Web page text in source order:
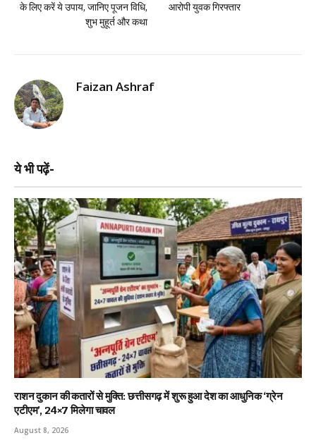
के लिए करें ये उपाय, जानिए पूजन विधि,
शुभ मुहूर्त और कथा
आरोपी युवक गिरफ्तार
Faizan Ashraf
ये भी पढ़ें-
राशन दुकान की कतारों से मुक्ति: छत्तीसगढ़ में शुरू हुआ देश का आधुनिक ‘ग्रेन
एटीएम’, 24×7 मिलेगा चावल
August 8, 2026